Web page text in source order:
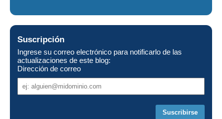
Suscripción
Ingrese su correo electrónico para notificarlo de las
actualizaciones de este blog:
Dirección de correo
de